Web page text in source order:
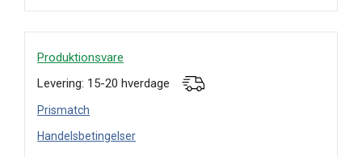
Produktionsvare
Levering: 15-20 hverdage
Prismatch
Handelsbetingelser